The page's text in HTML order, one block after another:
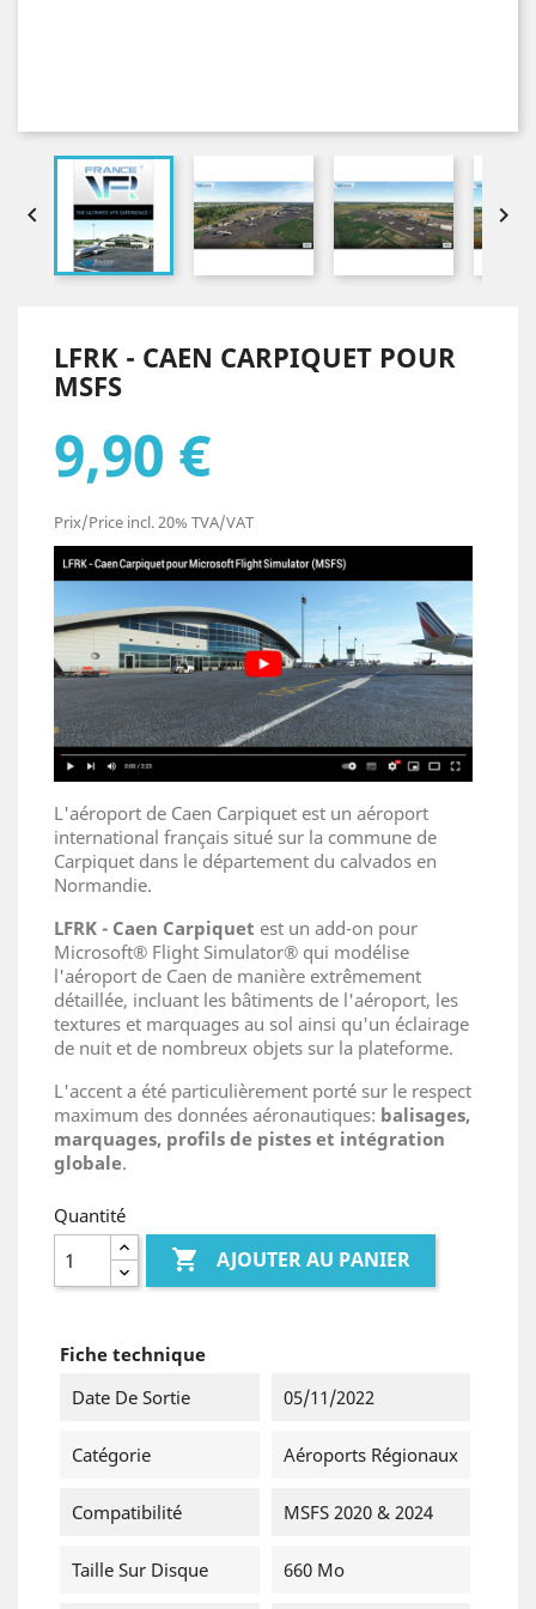
 
LFRK - CAEN CARPIQUET POUR
MSFS
9,90 €
Prix/Price incl. 20% TVA/VAT
L'aéroport de Caen Carpiquet est un aéroport
international français situé sur la commune de
Carpiquet dans le département du calvados en
Normandie.
LFRK - Caen Carpiquet est un add-on pour
Microsoft® Flight Simulator® qui modélise
l'aéroport de Caen de manière extrêmement
détaillée, incluant les bâtiments de l'aéroport, les
textures et marquages au sol ainsi qu'un éclairage
de nuit et de nombreux objets sur la plateforme.
L'accent a été particulièrement porté sur le respect
maximum des données aéronautiques: balisages,
marquages, profils de pistes et intégration
globale.
Quantité
 AJOUTER AU PANIER
Fiche technique
Date De Sortie
05/11/2022
Catégorie Aéroports Régionaux
Compatibilité MSFS 2020 & 2024
Taille Sur Disque 660 Mo